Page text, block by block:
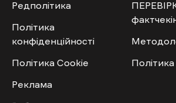
Редполітика
Політика
конфіденційності
Політика Cookie
Реклама
Політика